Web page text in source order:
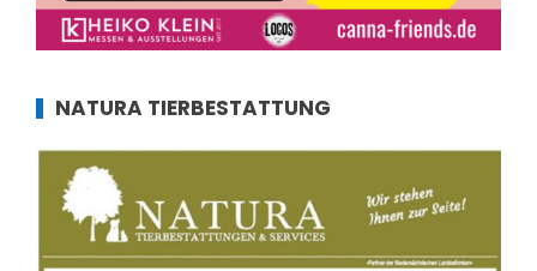
NATURA TIERBESTATTUNG